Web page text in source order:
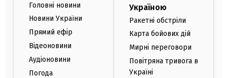
Головні новини
Новини України
Прямий ефір
Відеоновини
Аудіоновини
Погода
Україною
Ракетні обстріли
Карта бойових дій
Мирні переговори
Повітряна тривога в
Україні